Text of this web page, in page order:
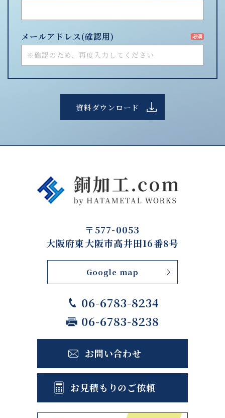
メールアドレス(確認用)
〒577-0053
大阪府東大阪市高井田16番8号
Google map
06-6783-8234
06-6783-8238
お問い合わせ
お見積もりのご依頼